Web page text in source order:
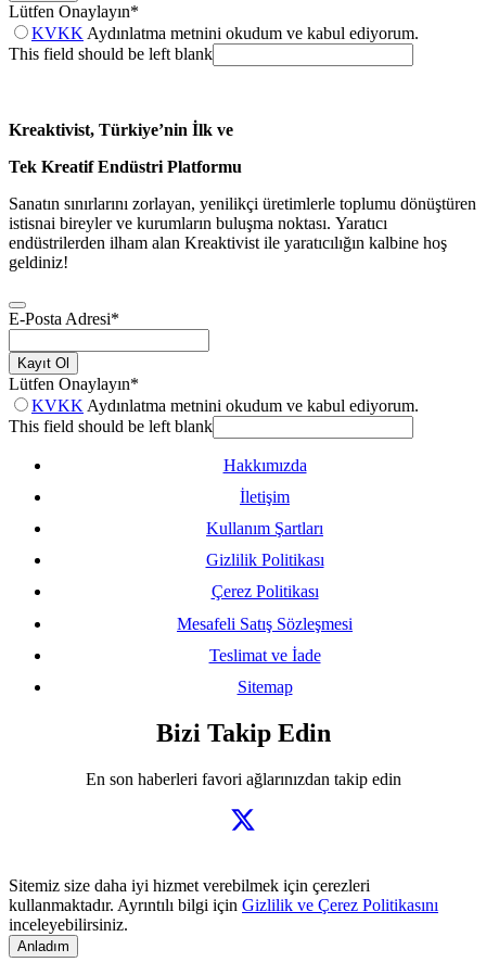
Lütfen Onaylayın*
KVKK Aydınlatma metnini okudum ve kabul ediyorum.
This field should be left blank
Kreaktivist, Türkiye’nin İlk ve
Tek Kreatif Endüstri Platformu
Sanatın sınırlarını zorlayan, yenilikçi üretimlerle toplumu dönüştüren
istisnai bireyler ve kurumların buluşma noktası. Yaratıcı
endüstrilerden ilham alan Kreaktivist ile yaratıcılığın kalbine hoş
geldiniz!
E-Posta Adresi*
Kayıt Ol
Lütfen Onaylayın*
KVKK Aydınlatma metnini okudum ve kabul ediyorum.
This field should be left blank
Hakkımızda
İletişim
Kullanım Şartları
Gizlilik Politikası
Çerez Politikası
Mesafeli Satış Sözleşmesi
Teslimat ve İade
Sitemap
Bizi Takip Edin
En son haberleri favori ağlarınızdan takip edin
Sitemiz size daha iyi hizmet verebilmek için çerezleri
kullanmaktadır. Ayrıntılı bilgi için Gizlilik ve Çerez Politikasını
inceleyebilirsiniz.
Anladım